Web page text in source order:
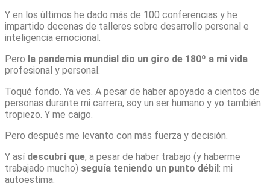
Y en los últimos he dado más de 100 conferencias y he
impartido decenas de talleres sobre desarrollo personal e
inteligencia emocional.
Pero la pandemia mundial dio un giro de 180º a mi vida
profesional y personal.
Toqué fondo. Ya ves. A pesar de haber apoyado a cientos de
personas durante mi carrera, soy un ser humano y yo también
tropiezo. Y me caigo.
Pero después me levanto con más fuerza y decisión.
Y asídescubrí que, a pesar de haber trabajo (y haberme
trabajado mucho) seguía teniendo un punto débil: mi
autoestima.